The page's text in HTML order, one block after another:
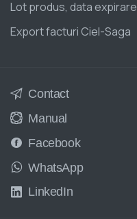
Lot produs, data expirare
Export facturi Ciel-Saga
Contact
Manual
Facebook
WhatsApp
LinkedIn